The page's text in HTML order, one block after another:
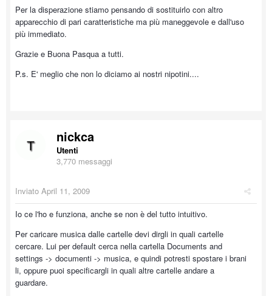
Per la disperazione stiamo pensando di sostituirlo con altro
apparecchio di pari caratteristiche ma più maneggevole e dall'uso
più immediato.
Grazie e Buona Pasqua a tutti.
P.s. E' meglio che non lo diciamo ai nostri nipotini....
nickca
Utenti
3,770 messaggi
Inviato April 11, 2009
Io ce l'ho e funziona, anche se non è del tutto intuitivo.
Per caricare musica dalle cartelle devi dirgli in quali cartelle
cercare. Lui per default cerca nella cartella Documents and
settings -> documenti -> musica, e quindi potresti spostare i brani
li, oppure puoi specificargli in quali altre cartelle andare a
guardare.